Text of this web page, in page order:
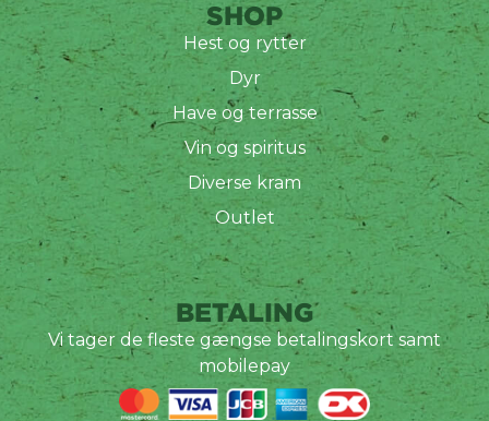
SHOP
Hest og rytter
Dyr
Have og terrasse
Vin og spiritus
Diverse kram
Outlet
BETALING
Vi tager de fleste gængse betalingskort samt
mobilepay